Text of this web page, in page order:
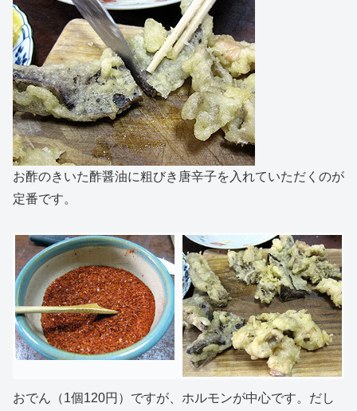
お酢のきいた酢醤油に粗びき唐辛子を入れていただくのが
定番です。
おでん（1個120円）ですが、ホルモンが中心です。だし